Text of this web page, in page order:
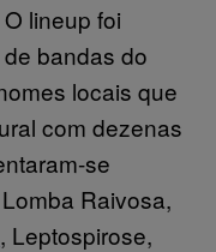
lineup foi
bandas do
locais que
com dezenas
se
Raivosa,
, Leptospirose,